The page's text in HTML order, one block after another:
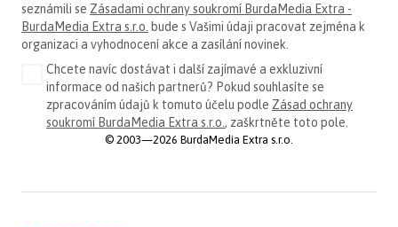
seznámili se Zásadami ochrany soukromí BurdaMedia Extra -
BurdaMedia Extra s.r.o. bude s Vašimi údaji pracovat zejména k
organizaci a vyhodnocení akce a zasílání novinek.
Chcete navíc dostávat i další zajímavé a exkluzivní
informace od našich partnerů? Pokud souhlasíte se
zpracováním údajů k tomuto účelu podle Zásad ochrany
soukromí BurdaMedia Extra s.r.o., zaškrtněte toto pole.
© 2003—2026 BurdaMedia Extra s.r.o.